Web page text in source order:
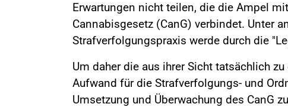
Erwartungen nicht teilen, die die Ampel
Cannabisgesetz (CanG) verbindet. Unter
Strafverfolgungspraxis werde durch die
Um daher die aus ihrer Sicht tatsächlich
Aufwand für die Strafverfolgungs- und
Umsetzung und Überwachung des CanG